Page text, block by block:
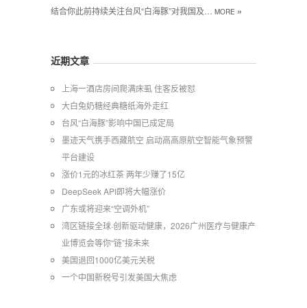
结合你此前持续关注台风“白海豚”对我国及… MORE »
近期文章
上海一酒店房间爬满床虱 住客反被怼
大白兔奶糖经典糖纸海外走红
台风“白海豚”影响中国已成定局
墨迹天气携手西藏航空 启动高高原航空智能气象预警
平台建设
涨价1元的冰红茶 两年少赚了15亿
DeepSeek API即将大幅涨价
广东或将迎来“空调外机”
湾区链接全球·创新驱动健康，2026广州医疗与健康产
业博览会等你“链”接未来
美国退回1000亿美元关税
一个中国新税号引发美国大焦虑